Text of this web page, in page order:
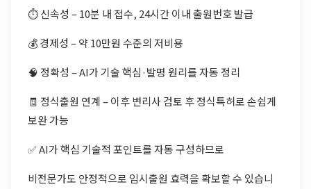
⏱️ 신속성 – 10분 내 접수, 24시간 이내 출원번호 발급
💰 경제성 – 약 10만원 수준의 저비용
🧠 정확성 – AI가 기술 핵심·발명 원리를 자동 정리
🧾 정식출원 연계 – 이후 변리사 검토 후 정식특허로 손쉽게
보완 가능
✅ AI가 핵심 기술적 포인트를 자동 구성하므로
비전문가도 안정적으로 임시출원 효력을 확보할 수 있습니